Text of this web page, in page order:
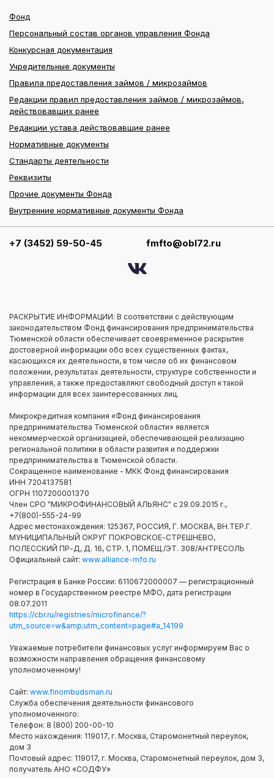
Фонд
Персональный состав органов управления Фонда
Конкурсная документация
Учредительные документы
Правила предоставления займов / микрозаймов
Редакции правил предоставления займов / микрозаймов,
действовавших ранее
Редакции устава действовавшие ранее
Нормативные документы
Стандарты деятельности
Реквизиты
Прочие документы Фонда
Внутренние нормативные документы Фонда
+7 (3452) 59-50-45 fmfto@obl72.ru
РАСКРЫТИЕ ИНФОРМАЦИИ: В соответствии с действующим
законодательством Фонд финансирования предпринимательства
Тюменской области обеспечивает своевременное раскрытие
достоверной информации обо всех существенных фактах,
касающихся их деятельности, в том числе об их финансовом
положении, результатах деятельности, структуре собственности и
управления, а также предоставляют свободный доступ к такой
информации для всех заинтересованных лиц.
Микрокредитная компания «Фонд финансирования
предпринимательства Тюменской области» является
некоммерческой организацией, обеспечивающей реализацию
региональной политики в области развития и поддержки
предпринимательства в Тюменской области.
Сокращенное наименование - МКК Фонд финансирования
ИНН 7204137581
ОГРН 1107200001370
Член СРО "МИКРОФИНАНСОВЫЙ АЛЬЯНС" с 29.09.2015 г.,
+7(800)-555-24-99
Адрес местонахождения: 125367, РОССИЯ, Г. МОСКВА, ВН.ТЕР.Г.
МУНИЦИПАЛЬНЫЙ ОКРУГ ПОКРОВСКОЕ-СТРЕШНЕВО,
ПОЛЕССКИЙ ПР-Д, Д. 16, СТР. 1, ПОМЕЩ./ЭТ. 308/АНТРЕСОЛЬ
Официальный сайт: www.alliance-mfo.ru
Регистрация в Банке России: 6110672000007 — регистрационный
номер в Государственном реестре МФО, дата регистрации
08.07.2011
https://cbr.ru/registries/microfinance/?
utm_source=w&amp;utm_content=page#a_14199
Уважаемые потребители финансовых услуг информируем Вас о
возможности направления обращения финансовому
уполномоченному!
Сайт: www.finombudsman.ru
Служба обеспечения деятельности финансового
уполномоченного:
Телефон: 8 (800) 200-00-10
Место нахождения: 119017, г. Москва, Старомонетный переулок,
дом 3
Почтовый адрес: 119017, г. Москва, Старомонетный переулок, дом 3,
получатель АНО «СОДФУ»